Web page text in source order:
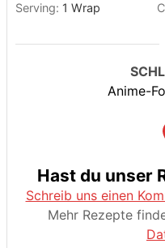
Serving: 1 Wrap
Anime-
Hast du unser
Schreib uns einen
Mehr Rezepte